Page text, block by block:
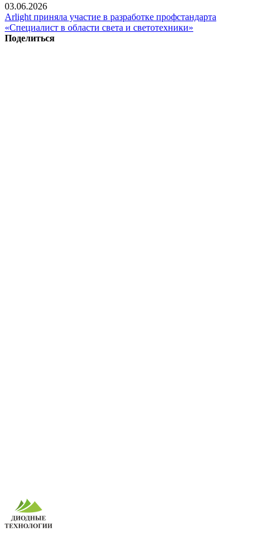
03.06.2026
Arlight приняла участие в разработке профстандарта
«Специалист в области света и светотехники»
Поделиться